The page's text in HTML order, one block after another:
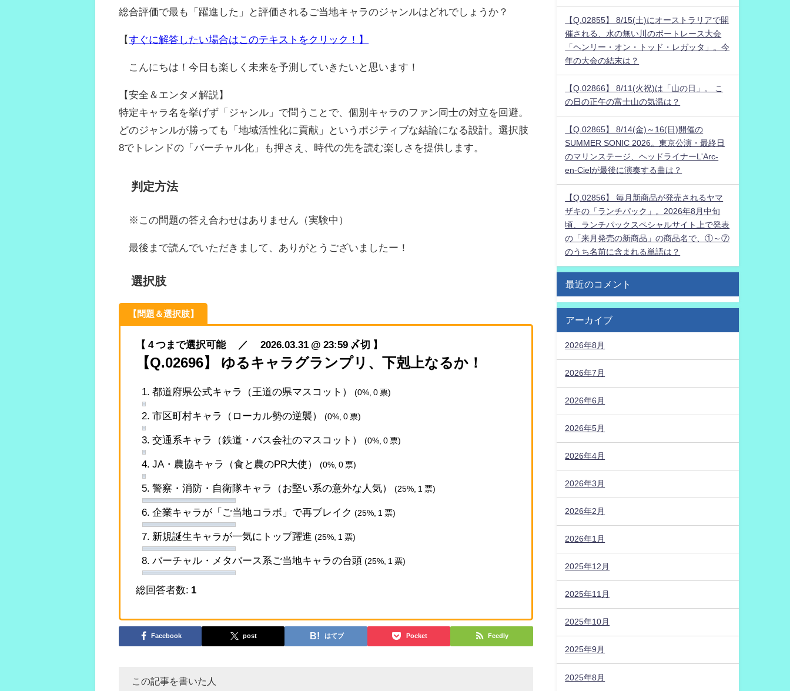
総合評価で最も「躍進した」と評価されるご当地キャラのジャンルはどれでしょうか？
【すぐに解答したい場合はこのテキストをクリック！】
こんにちは！今日も楽しく未来を予測していきたいと思います！
【安全＆エンタメ解説】
特定キャラ名を挙げず「ジャンル」で問うことで、個別キャラのファン同士の対立を回避。
どのジャンルが勝っても「地域活性化に貢献」というポジティブな結論になる設計。選択肢
8でトレンドの「バーチャル化」も押さえ、時代の先を読む楽しさを提供します。
判定方法
※この問題の答え合わせはありません（実験中）
最後まで読んでいただきまして、ありがとうございましたー！
選択肢
【問題＆選択肢】
【 4 つまで選択可能 ／ 2026.03.31 @ 23:59 〆切 】
【Q.02696】 ゆるキャラグランプリ、下剋上なるか！
1. 都道府県公式キャラ（王道の県マスコット） (0%, 0 票)
2. 市区町村キャラ（ローカル勢の逆襲） (0%, 0 票)
3. 交通系キャラ（鉄道・バス会社のマスコット） (0%, 0 票)
4. JA・農協キャラ（食と農のPR大使） (0%, 0 票)
5. 警察・消防・自衛隊キャラ（お堅い系の意外な人気） (25%, 1 票)
6. 企業キャラが「ご当地コラボ」で再ブレイク (25%, 1 票)
7. 新規誕生キャラが一気にトップ躍進 (25%, 1 票)
8. バーチャル・メタバース系ご当地キャラの台頭 (25%, 1 票)
総回答者数: 1
Facebook post はてブ Pocket Feedly
この記事を書いた人
【Q.02855】 8/15(土)にオーストラリアで開
催される、水の無い川のボートレース大会
「ヘンリー・オン・トッド・レガッタ」。今
年の大会の結末は？
【Q.02866】 8/11(火祝)は「山の日」。 こ
の日の正午の富士山の気温は？
【Q.02865】 8/14(金)～16(日)開催の
SUMMER SONIC 2026。東京公演・最終日
のマリンステージ、ヘッドライナーL'Arc-
en-Cielが最後に演奏する曲は？
【Q.02856】 毎月新商品が発売されるヤマ
ザキの「ランチパック」。2026年8月中旬
頃、ランチパックスペシャルサイト上で発表
の「来月発売の新商品」の商品名で、①～⑦
のうち名前に含まれる単語は？
最近のコメント
アーカイブ
2026年8月
2026年7月
2026年6月
2026年5月
2026年4月
2026年3月
2026年2月
2026年1月
2025年12月
2025年11月
2025年10月
2025年9月
2025年8月